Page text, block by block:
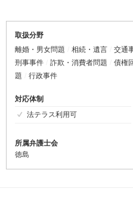
取扱分野
離婚・男女問題
相続・遺言 交通
刑事事件
詐欺・消費者問題 債権
題
行政事件
対応体制
法テラス利用可
所属弁護士会
徳島